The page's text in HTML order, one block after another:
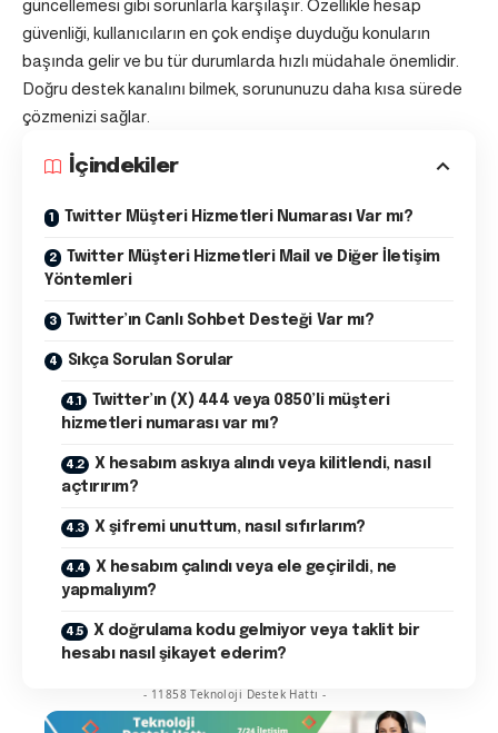
güncellemesi gibi sorunlarla karşılaşır. Özellikle hesap
güvenliği, kullanıcıların en çok endişe duyduğu konuların
başında gelir ve bu tür durumlarda hızlı müdahale önemlidir.
Doğru destek kanalını bilmek, sorununuzu daha kısa sürede
çözmenizi sağlar.
İçindekiler
Twitter Müşteri Hizmetleri Numarası Var mı?
Twitter Müşteri Hizmetleri Mail ve Diğer İletişim
Yöntemleri
Twitter’ın Canlı Sohbet Desteği Var mı?
Sıkça Sorulan Sorular
Twitter’ın (X) 444 veya 0850’li müşteri
hizmetleri numarası var mı?
X hesabım askıya alındı veya kilitlendi, nasıl
açtırırım?
X şifremi unuttum, nasıl sıfırlarım?
X hesabım çalındı veya ele geçirildi, ne
yapmalıyım?
X doğrulama kodu gelmiyor veya taklit bir
hesabı nasıl şikayet ederim?
- 11858 Teknoloji Destek Hattı -